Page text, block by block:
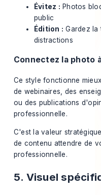
Évitez : Photos
public
Édition : Gardez la
distractions
Connectez la photo
Ce style fonctionne
de webinaires, des
ou des publications
professionnelle.
C'est la valeur
de contenu attendre de
professionnelle.
5. Visuel